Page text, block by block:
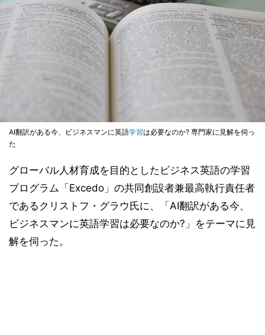
AI翻訳がある今、ビジネスマンに英語学習は必要なのか? 専門家に見解を伺っ
た
グローバル人材育成を目的としたビジネス英語の学習
プログラム「Excedo」の共同創設者兼最高執行責任者
であるクリストフ・グラウ氏に、「AI翻訳がある今、
ビジネスマンに英語学習は必要なのか?」をテーマに見
解を伺った。